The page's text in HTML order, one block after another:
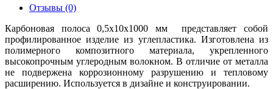
Отзывы (0)
Карбоновая полоса 0,5x10х1000 мм представляет собой
профилированное изделие из углепластика. Изготовлена из
полимерного композитного материала, укрепленного
высокопрочным углеродным волокном. В отличие от металла
не подвержена коррозионному разрушению и тепловому
расширению. Используется в дизайне и конструировании.